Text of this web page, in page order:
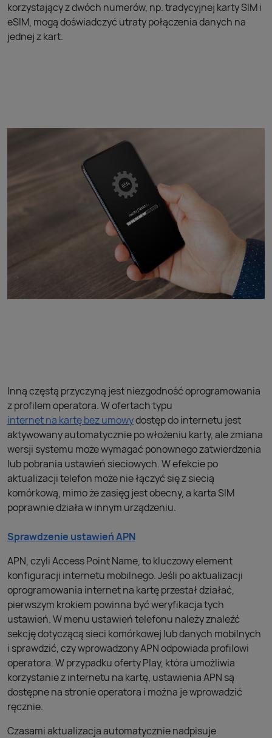
korzystający z dwóch numerów, np. tradycyjnej karty SIM i
eSIM, mogą doświadczyć utraty połączenia danych na
jednej z kart.
Inną częstą przyczyną jest niezgodność oprogramowania
z profilem operatora. W ofertach typu
internet na kartę bez umowydostęp do internetu jest
aktywowany automatycznie po włożeniu karty, ale zmiana
wersji systemu może wymagać ponownego zatwierdzenia
lub pobrania ustawień sieciowych. W efekcie po
aktualizacji telefon może nie łączyć się z siecią
komórkową, mimo że zasięg jest obecny, a karta SIM
poprawnie działa w innym urządzeniu.
Sprawdzenie ustawień APN
APN, czyli Access Point Name, to kluczowy element
konfiguracji internetu mobilnego. Jeśli po aktualizacji
oprogramowania internet na kartę przestał działać,
pierwszym krokiem powinna być weryfikacja tych
ustawień. W menu ustawień telefonu należy znaleźć
sekcję dotyczącą sieci komórkowej lub danych mobilnych
i sprawdzić, czy wprowadzony APN odpowiada profilowi
operatora. W przypadku oferty Play, która umożliwia
korzystanie z internetu na kartę, ustawienia APN są
dostępne na stronie operatora i można je wprowadzić
ręcznie.
Czasami aktualizacja automatycznie nadpisuje